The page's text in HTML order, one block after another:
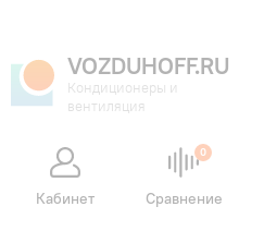
VOZDUHOFF.RU
Кондиционеры и
вентиляция
Кабинет
0
Сравнение